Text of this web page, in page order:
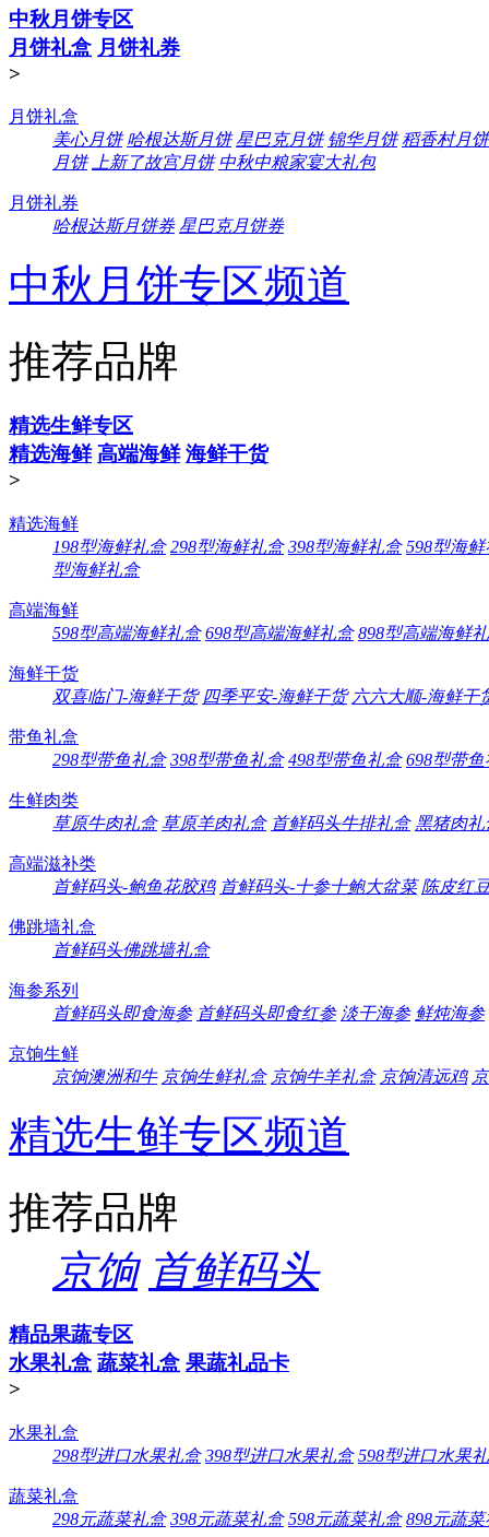
中秋月饼专区
月饼礼盒 月饼礼券
>
月饼礼盒
美心月饼 哈根达斯月饼 星巴克月饼 锦华月饼 稻香村月饼
月饼
上新了故宫月饼 中秋中粮家宴大礼包
月饼礼券
哈根达斯月饼券 星巴克月饼券
中秋月饼专区频道
推荐品牌
精选生鲜专区
精选海鲜 高端海鲜 海鲜干货
>
精选海鲜
198型海鲜礼盒 298型海鲜礼盒 398型海鲜礼盒 598型海鲜
型海鲜礼盒
高端海鲜
598型高端海鲜礼盒 698型高端海鲜礼盒 898型高端海鲜
海鲜干货
双喜临门-海鲜干货 四季平安-海鲜干货 六六大顺-海鲜干
带鱼礼盒
298型带鱼礼盒 398型带鱼礼盒 498型带鱼礼盒 698型带鱼
生鲜肉类
草原牛肉礼盒 草原羊肉礼盒 首鲜码头牛排礼盒 黑猪肉礼
高端滋补类
首鲜码头-鲍鱼花胶鸡 首鲜码头-十参十鲍大盆菜 陈皮红
佛跳墙礼盒
首鲜码头佛跳墙礼盒
海参系列
首鲜码头即食海参 首鲜码头即食红参 淡干海参 鲜炖海参
京饷生鲜
京饷澳洲和牛 京饷生鲜礼盒 京饷牛羊礼盒 京饷清远鸡
精选生鲜专区频道
推荐品牌
京饷 首鲜码头
精品果蔬专区
水果礼盒 蔬菜礼盒 果蔬礼品卡
>
水果礼盒
298型进口水果礼盒 398型进口水果礼盒 598型进口水果
蔬菜礼盒
298元蔬菜礼盒 398元蔬菜礼盒 598元蔬菜礼盒 898元蔬菜